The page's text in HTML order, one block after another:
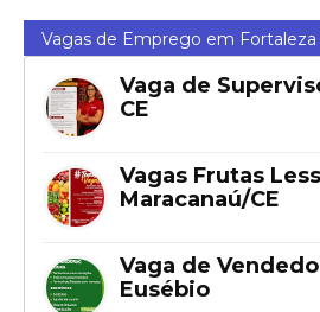
Vagas de Emprego em Fortaleza
Vaga de
CE
Vagas Frutas
Maracanaú/CE
Vaga de
Eusébio